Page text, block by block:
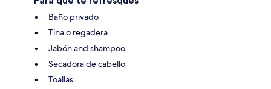
Baño privado
Tina o regadera
Jabón and shampoo
Secadora de cabello
Toallas